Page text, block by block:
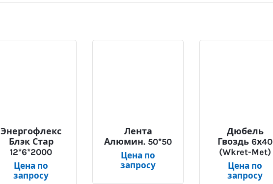
Энергофлекс
Блэк Стар
12*6*2000
Цена по
запросу
Лента
Алюмин. 50*50
Цена по
запросу
Дюбель
Гвоздь 6х40
(Wkret-Met)
Цена по
запросу